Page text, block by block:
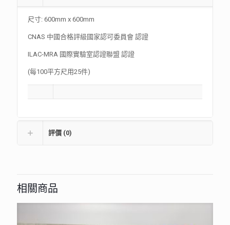
尺寸: 600mm x 600mm
CNAS 中國合格評級國家認可委員會 認證
ILAC-MRA 國際實驗室認證聯盟 認證
(每100平方尺用25件)
評價 (0)
相關商品